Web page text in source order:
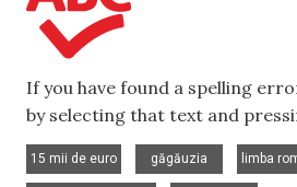
If you have found a spelling
by selecting that text and
15 mii de euro
găgăuzia
limba